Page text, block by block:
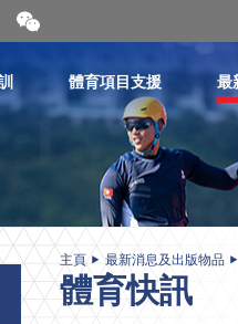
開
合
二
維
體育項目支援 最
主頁 最新消息及出版物品
體育快訊